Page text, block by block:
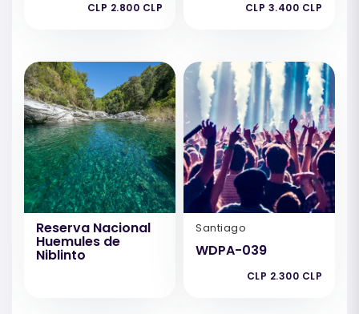
CLP 2.800 CLP CLP 3.400 CLP
Reserva Nacional
Huemules de
Niblinto
Santiago
WDPA-039
CLP 2.300 CLP